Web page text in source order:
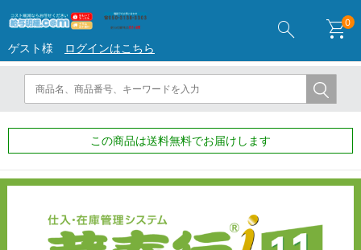
ゲスト様 ログインはこちら
search shopping_cart0
この商品は送料無料でお届けします